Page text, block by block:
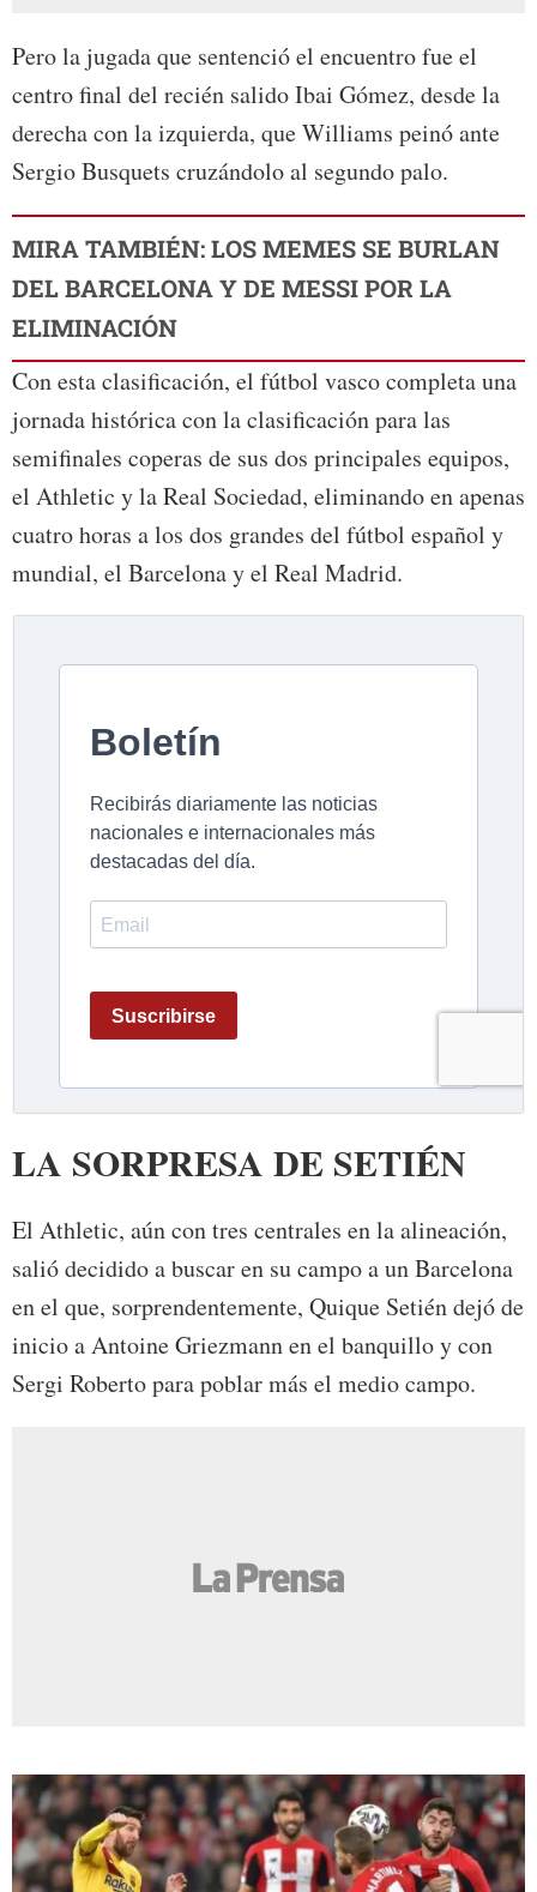
Pero la jugada que sentenció el encuentro fue el
centro final del recién salido Ibai Gómez, desde la
derecha con la izquierda, que Williams peinó ante
Sergio Busquets cruzándolo al segundo palo.
MIRA TAMBIÉN: LOS MEMES SE BURLAN
DEL BARCELONA Y DE MESSI POR LA
ELIMINACIÓN
Con esta clasificación, el fútbol vasco completa una
jornada histórica con la clasificación para las
semifinales coperas de sus dos principales equipos,
el Athletic y la Real Sociedad, eliminando en apenas
cuatro horas a los dos grandes del fútbol español y
mundial, el Barcelona y el Real Madrid.
LA SORPRESA DE SETIÉN
El Athletic, aún con tres centrales en la alineación,
salió decidido a buscar en su campo a un Barcelona
en el que, sorprendentemente, Quique Setién dejó de
inicio a Antoine Griezmann en el banquillo y con
Sergi Roberto para poblar más el medio campo.